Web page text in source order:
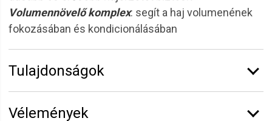
Volumennövelő komplex: segít a haj volumenének
fokozásában és kondicionálásában
Tulajdonságok
Kiszerelés:
Vélemények